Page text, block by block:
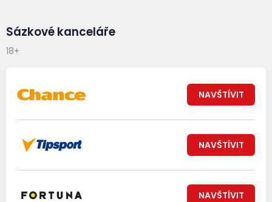
Sázkové kanceláře
18+
NAVŠTÍVIT
NAVŠTÍVIT
NAVŠTÍVIT